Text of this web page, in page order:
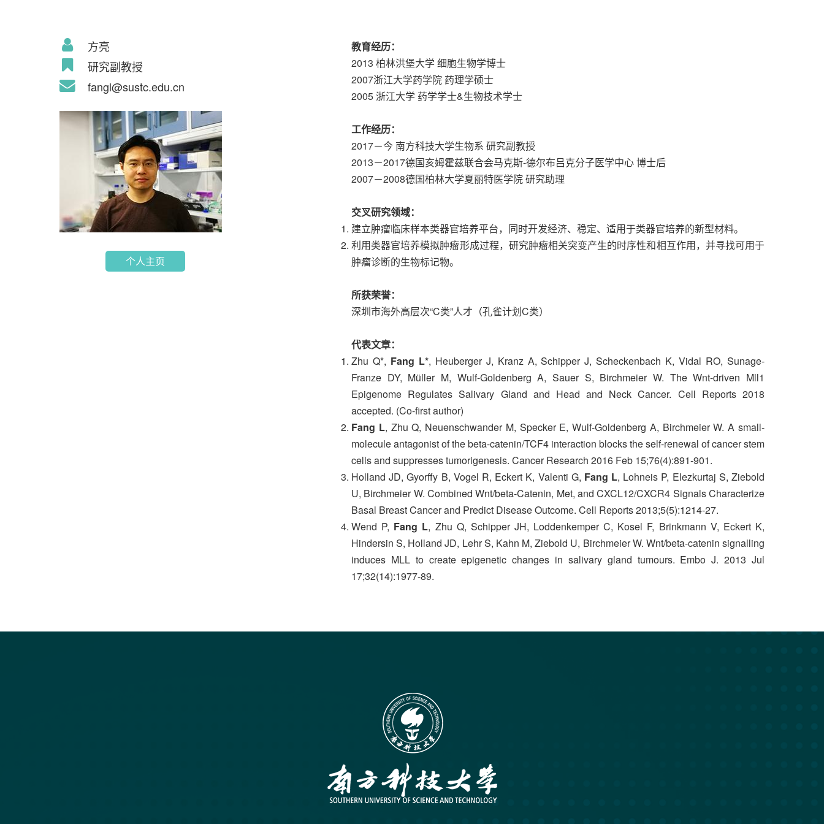
方亮
研究副教授
fangl@sustc.edu.cn
个人主页
教育经历：
2013 柏林洪堡大学 细胞生物学博士
2007浙江大学药学院 药理学硕士
2005 浙江大学 药学学士&生物技术学士
工作经历：
2017－今 南方科技大学生物系 研究副教授
2013－2017德国亥姆霍兹联合会马克斯-德尔布吕克分子医学中心 博士后
2007－2008德国柏林大学夏丽特医学院 研究助理
交叉研究领域：
建立肿瘤临床样本类器官培养平台，同时开发经济、稳定、适用于类器官培养的新型材料。
利用类器官培养模拟肿瘤形成过程，研究肿瘤相关突变产生的时序性和相互作用，并寻找可用于
肿瘤诊断的生物标记物。
所获荣誉：
深圳市海外高层次“C类”人才（孔雀计划C类）
代表文章：
Zhu Q*, Fang L*, Heuberger J, Kranz A, Schipper J, Scheckenbach K, Vidal RO, Sunage-
Franze DY, Müller M, Wulf-Goldenberg A, Sauer S, Birchmeier W. The Wnt-driven Mll1
Epigenome Regulates Salivary Gland and Head and Neck Cancer. Cell Reports 2018
accepted. (Co-first author)
Fang L, Zhu Q, Neuenschwander M, Specker E, Wulf-Goldenberg A, Birchmeier W. A small-
molecule antagonist of the beta-catenin/TCF4 interaction blocks the self-renewal of cancer stem
cells and suppresses tumorigenesis. Cancer Research 2016 Feb 15;76(4):891-901.
Holland JD, Gyorffy B, Vogel R, Eckert K, Valenti G, Fang L, Lohneis P, Elezkurtaj S, Ziebold
U, Birchmeier W. Combined Wnt/beta-Catenin, Met, and CXCL12/CXCR4 Signals Characterize
Basal Breast Cancer and Predict Disease Outcome. Cell Reports 2013;5(5):1214-27.
Wend P, Fang L, Zhu Q, Schipper JH, Loddenkemper C, Kosel F, Brinkmann V, Eckert K,
Hindersin S, Holland JD, Lehr S, Kahn M, Ziebold U, Birchmeier W. Wnt/beta-catenin signalling
induces MLL to create epigenetic changes in salivary gland tumours. Embo J. 2013 Jul
17;32(14):1977-89.